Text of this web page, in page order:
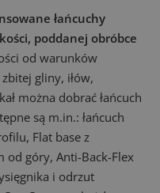
łańcuchy
poddanej obróbce
od warunków
gliny, iłów,
można dobrać łańcuch
są m.in.: łańcuch
Flat base z
od góry, Anti-Back-Flex
i odrzut